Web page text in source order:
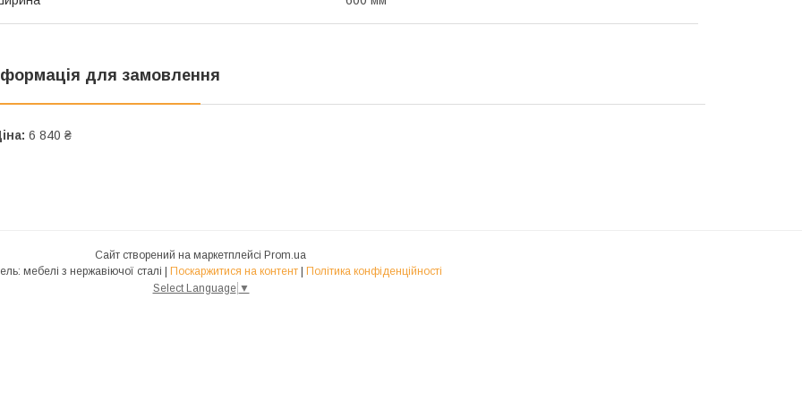
для замовлення
6 840 ₴
Сайт створений на маркетплейсі Prom.ua
Фудмебель: мебелі з нержавіючої сталі | Поскаржитися на контент | Політика конфіденційності
Select Language ▼